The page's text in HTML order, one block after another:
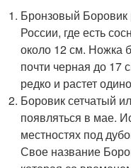
Бронзовый Боровик
России, где есть
около 12 см. Ножка
почти черная до 17
редко и растет
Боровик сетчатый
появляться в мае.
местностях под
Свое название